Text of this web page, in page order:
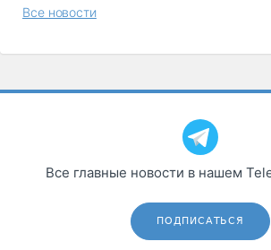
Все новости
Все главные новости в нашем
ПОДПИСАТЬСЯ